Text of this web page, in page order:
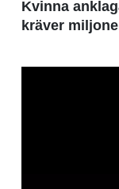
Kvinna
kräver